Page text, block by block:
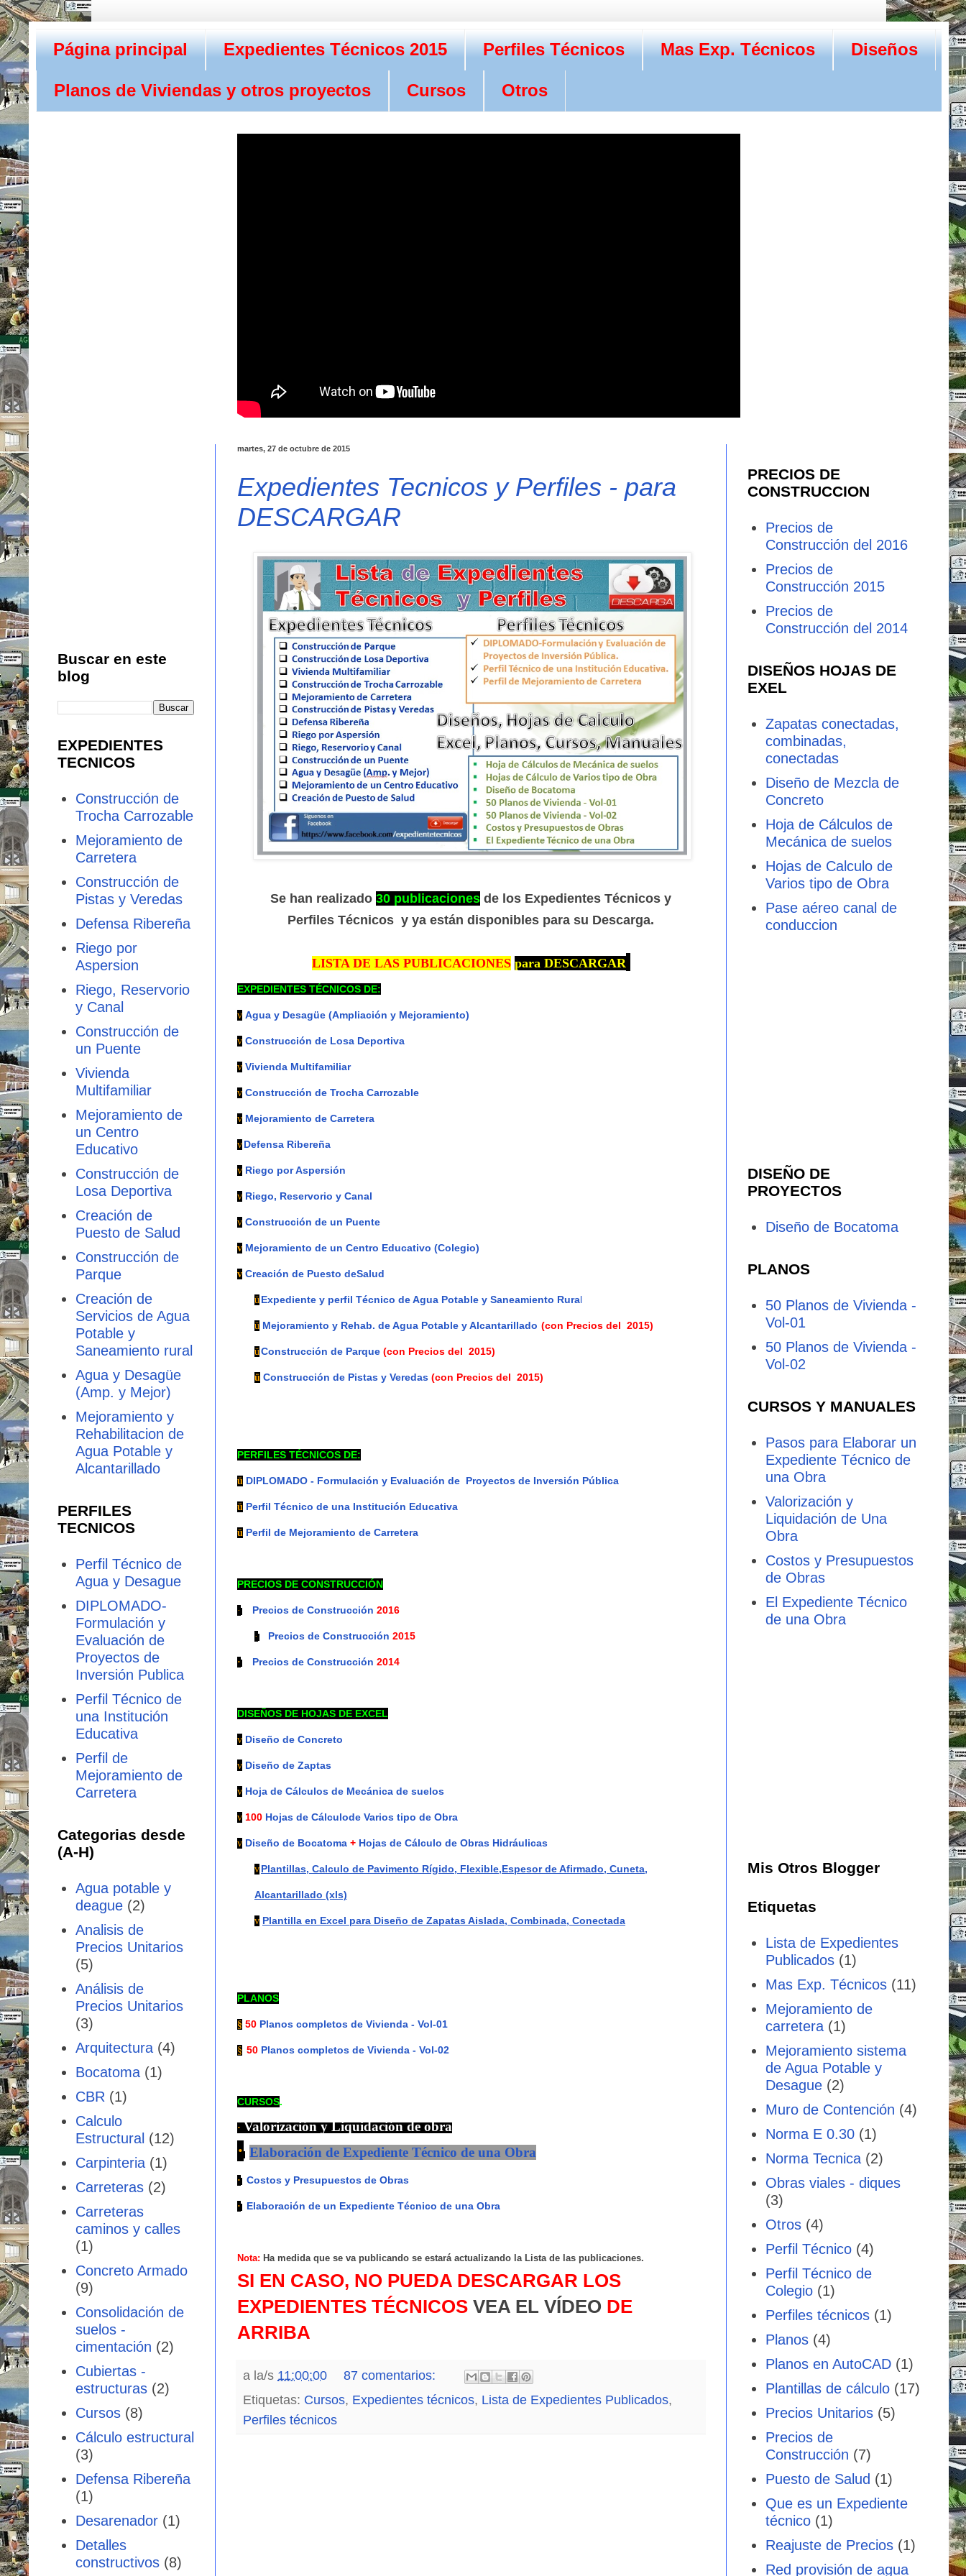
Página principal Expedientes Técnicos 2015 Perfiles Técnicos Mas Exp. Técnicos Diseños
Planos de Viviendas y otros proyectos Cursos Otros
martes, 27 de octubre de 2015
Expedientes Tecnicos y Perfiles - para
DESCARGAR
Se han realizado 30 publicaciones de los Expedientes Técnicos y
Perfiles Técnicos y ya están disponibles para su Descarga.
LISTA DE LAS PUBLICACIONES para DESCARGAR
EXPEDIENTES TÉCNICOS DE:
v Agua y Desagüe (Ampliación y Mejoramiento)
v Construcción de Losa Deportiva
v Vivienda Multifamiliar
v Construcción de Trocha Carrozable
v Mejoramiento de Carretera
v Defensa Ribereña
v Riego por Aspersión
v Riego, Reservorio y Canal
v Construcción de un Puente
v Mejoramiento de un Centro Educativo (Colegio)
v Creación de Puesto deSalud
ü Expediente y perfil Técnico de Agua Potable y Saneamiento Rural
ü Mejoramiento y Rehab. de Agua Potable y Alcantarillado (con Precios del 2015)
ü Construcción de Parque (con Precios del 2015)
ü Construcción de Pistas y Veredas (con Precios del 2015)
PERFILES TÉCNICOS DE:
ü DIPLOMADO - Formulación y Evaluación de Proyectos de Inversión Pública
ü Perfil Técnico de una Institución Educativa
ü Perfil de Mejoramiento de Carretera
PRECIOS DE CONSTRUCCIÓN
· Precios de Construcción 2016
· Precios de Construcción 2015
· Precios de Construcción 2014
DISEÑOS DE HOJAS DE EXCEL
v Diseño de Concreto
v Diseño de Zaptas
v Hoja de Cálculos de Mecánica de suelos
v 100 Hojas de Cálculode Varios tipo de Obra
v Diseño de Bocatoma + Hojas de Cálculo de Obras Hidráulicas
v Plantillas, Calculo de Pavimento Rígido, Flexible,Espesor de Afirmado, Cuneta,
Alcantarillado (xls)
v Plantilla en Excel para Diseño de Zapatas Aislada, Combinada, Conectada
PLANOS
§ 50 Planos completos de Vivienda - Vol-01
§ 50 Planos completos de Vivienda - Vol-02
CURSOS.
· Valorización y Liquidación de obra
· Elaboración de Expediente Técnico de una Obra
· Costos y Presupuestos de Obras
· Elaboración de un Expediente Técnico de una Obra
Nota: Ha medida que se va publicando se estará actualizando la Lista de las publicaciones.
SI EN CASO, NO PUEDA DESCARGAR LOS
EXPEDIENTES TÉCNICOS VEA EL VÍDEO DE
ARRIBA
a la/s 11:00:00
87 comentarios:
Etiquetas: Cursos, Expedientes técnicos, Lista de Expedientes Publicados,
Perfiles técnicos
Buscar en este
blog
EXPEDIENTES
TECNICOS
Construcción de
Trocha Carrozable
Mejoramiento de
Carretera
Construcción de
Pistas y Veredas
Defensa Ribereña
Riego por
Aspersion
Riego, Reservorio
y Canal
Construcción de
un Puente
Vivienda
Multifamiliar
Mejoramiento de
un Centro
Educativo
Construcción de
Losa Deportiva
Creación de
Puesto de Salud
Construcción de
Parque
Creación de
Servicios de Agua
Potable y
Saneamiento rural
Agua y Desagüe
(Amp. y Mejor)
Mejoramiento y
Rehabilitacion de
Agua Potable y
Alcantarillado
PERFILES
TECNICOS
Perfil Técnico de
Agua y Desague
DIPLOMADO-
Formulación y
Evaluación de
Proyectos de
Inversión Publica
Perfil Técnico de
una Institución
Educativa
Perfil de
Mejoramiento de
Carretera
Categorias desde
(A-H)
Agua potable y
deague (2)
Analisis de
Precios Unitarios
(5)
Análisis de
Precios Unitarios
(3)
Arquitectura (4)
Bocatoma (1)
CBR (1)
Calculo
Estructural (12)
Carpinteria (1)
Carreteras (2)
Carreteras
caminos y calles
(1)
Concreto Armado
(9)
Consolidación de
suelos -
cimentación (2)
Cubiertas -
estructuras (2)
Cursos (8)
Cálculo estructural
(3)
Defensa Ribereña
(1)
Desarenador (1)
Detalles
constructivos (8)
PRECIOS DE
CONSTRUCCION
Precios de
Construcción del 2016
Precios de
Construcción 2015
Precios de
Construcción del 2014
DISEÑOS HOJAS DE
EXEL
Zapatas conectadas,
combinadas,
conectadas
Diseño de Mezcla de
Concreto
Hoja de Cálculos de
Mecánica de suelos
Hojas de Calculo de
Varios tipo de Obra
Pase aéreo canal de
conduccion
DISEÑO DE
PROYECTOS
Diseño de Bocatoma
PLANOS
50 Planos de Vivienda -
Vol-01
50 Planos de Vivienda -
Vol-02
CURSOS Y MANUALES
Pasos para Elaborar un
Expediente Técnico de
una Obra
Valorización y
Liquidación de Una
Obra
Costos y Presupuestos
de Obras
El Expediente Técnico
de una Obra
Mis Otros Blogger
Etiquetas
Lista de Expedientes
Publicados (1)
Mas Exp. Técnicos (11)
Mejoramiento de
carretera (1)
Mejoramiento sistema
de Agua Potable y
Desague (2)
Muro de Contención (4)
Norma E 0.30 (1)
Norma Tecnica (2)
Obras viales - diques
(3)
Otros (4)
Perfil Técnico (4)
Perfil Técnico de
Colegio (1)
Perfiles técnicos (1)
Planos (4)
Planos en AutoCAD (1)
Plantillas de cálculo (17)
Precios Unitarios (5)
Precios de
Construcción (7)
Puesto de Salud (1)
Que es un Expediente
técnico (1)
Reajuste de Precios (1)
Red provisión de agua